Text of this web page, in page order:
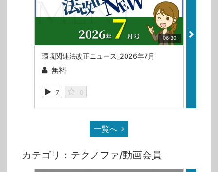
06:30
環境関連法改正ニュース_2026年7月
無料
7 0
一覧へ
カテゴリ：テクノファ/動画会員